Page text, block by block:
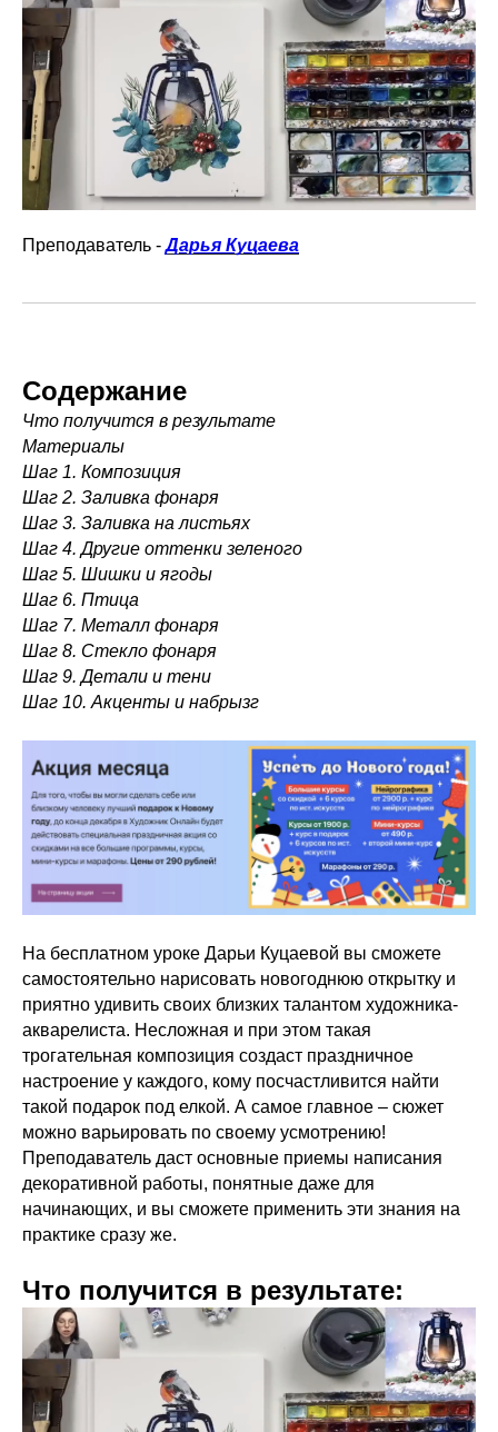
Преподаватель -Дарья Куцаева
Содержание
Что получится в результате
Материалы
Шаг 1. Композиция
Шаг 2. Заливка фонаря
Шаг 3. Заливка на листьях
Шаг 4. Другие оттенки зеленого
Шаг 5. Шишки и ягоды
Шаг 6. Птица
Шаг 7. Металл фонаря
Шаг 8. Стекло фонаря
Шаг 9. Детали и тени
Шаг 10. Акценты и набрызг
На бесплатном уроке Дарьи Куцаевой вы сможете
самостоятельно нарисовать новогоднюю открытку и
приятно удивить своих близких талантом художника-
акварелиста. Несложная и при этом такая
трогательная композиция создаст праздничное
настроение у каждого, кому посчастливится найти
такой подарок под елкой. А самое главное – сюжет
можно варьировать по своему усмотрению!
Преподаватель даст основные приемы написания
декоративной работы, понятные даже для
начинающих, и вы сможете применить эти знания на
практике сразу же.
Что получится в результате: